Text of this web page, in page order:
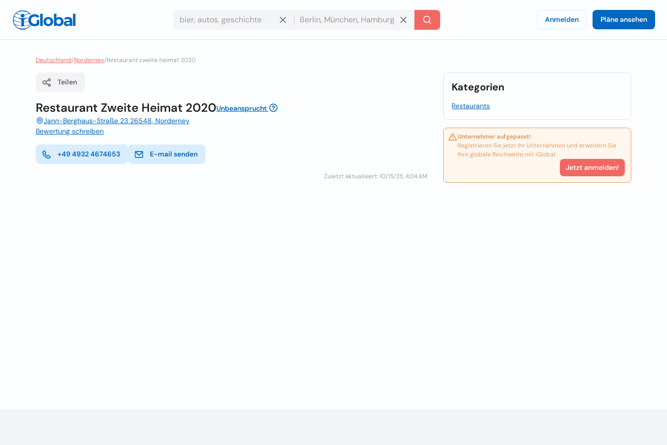
Anmelden Pläne ansehen
Deutschland/Norderney/Restaurant zweite heimat 2020
Teilen
Restaurant Zweite Heimat 2020Unbeansprucht
Jann-Berghaus-Straße 23 26548, Norderney
Bewertung schreiben
+49 4932 4674653 E-mail senden
Zuletzt aktualisiert: 10/15/25, 4:04 AM
Kategorien
Restaurants
Unternehmer aufgepasst!
Registrieren Sie jetzt Ihr Unternehmen und erweitern Sie
Ihre globale Reichweite mit iGlobal.
Jetzt anmelden!